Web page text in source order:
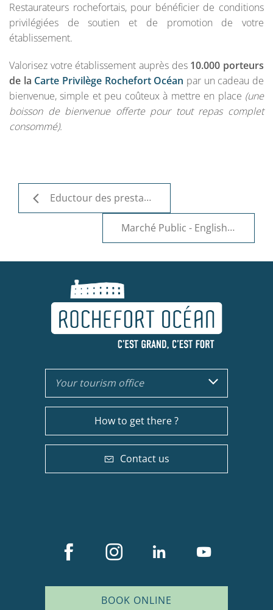
Restaurateurs rochefortais, pour bénéficier de conditions
privilégiées de soutien et de promotion de votre
établissement.
Valorisez votre établissement auprès des10.000 porteurs
de la Carte Privilège Rochefort Océan par un cadeau de
bienvenue, simple et peu coûteux à mettre en place (une
boisson de bienvenue offerte pour tout repas complet
consommé).
Eductour des prestataires Rochefort Océan - English
Marché Public - English
Your tourism office
How to get there ?
Contact us
BOOK ONLINE